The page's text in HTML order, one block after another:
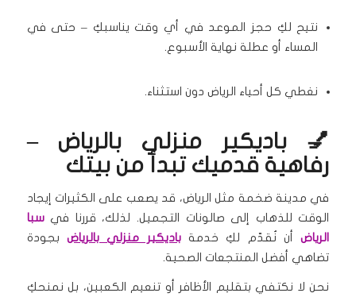
نتيح لكِ حجز الموعد في أي وقت يناسبكِ – حتى في
المساء أو عطلة نهاية الأسبوع.
نغطي كل أحياء الرياض دون استثناء.
💅 باديكير منزلي بالرياض –
رفاهية قدميك تبدأ من بيتك
في مدينة ضخمة مثل الرياض، قد يصعب على الكثيرات إيجاد
الوقت للذهاب إلى صالونات التجميل. لذلك، قررنا فيسبا
الرياضأن نُقدّم لكِ خدمةباديكير منزلي بالرياض بجودة
تضاهي أفضل المنتجعات الصحية.
نحن لا نكتفي بتقليم الأظافر أو تنعيم الكعبين، بل نمنحكِ